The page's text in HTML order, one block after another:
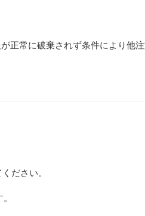
正常に破棄されず条件により他
ださい。